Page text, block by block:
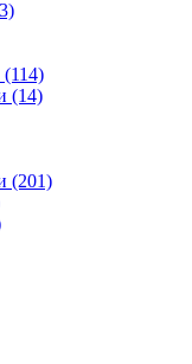
(114)
(14)
(201)